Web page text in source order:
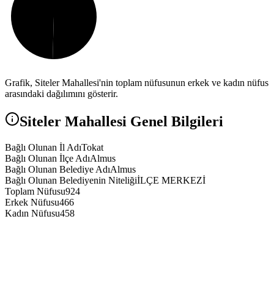
Grafik, SitelerMahallesi'nin toplam nüfusunun erkek ve kadın nüfus
arasındaki dağılımını gösterir.
Siteler Mahallesi Genel Bilgileri
Bağlı Olunan İl AdıTokat
Bağlı Olunan İlçe AdıAlmus
Bağlı Olunan Belediye AdıAlmus
Bağlı Olunan Belediyenin NiteliğiİLÇE MERKEZİ
Toplam Nüfusu924
Erkek Nüfusu466
Kadın Nüfusu458